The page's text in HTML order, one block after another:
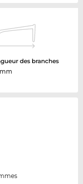
des branches
mm